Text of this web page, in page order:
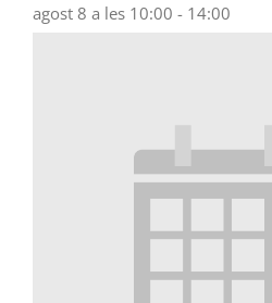
agost 8 a les 10:00 - 14:00